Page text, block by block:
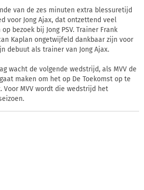
van de zes minuten extra blessuretijd
voor Jong Ajax, dat ontzettend veel
bezoek bij Jong PSV. Trainer Frank
Kaplan ongetwijfeld dankbaar zijn voor
debuut als trainer van Jong Ajax.
wacht de volgende wedstrijd, als MVV de
maken om het op De Toekomst op te
Voor MVV wordt die wedstrijd het